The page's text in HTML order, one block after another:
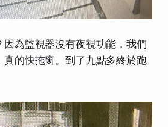
因為監視器沒有夜視功能，我們
真的快拖窗。到了九點多終於跑